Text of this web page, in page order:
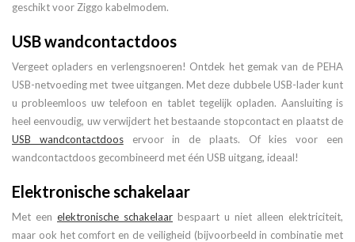
geschikt voor Ziggo kabelmodem.
USB wandcontactdoos
Vergeet opladers en verlengsnoeren! Ontdek het gemak van de PEHA
USB-netvoeding met twee uitgangen. Met deze dubbele USB-lader kunt
u probleemloos uw telefoon en tablet tegelijk opladen. Aansluiting is
heel eenvoudig, uw verwijdert het bestaande stopcontact en plaatst de
USB wandcontactdooservoor in de plaats. Of kies voor een
wandcontactdoos gecombineerd met één USB uitgang, ideaal!
Elektronische schakelaar
Met een elektronische schakelaar bespaart u niet alleen elektriciteit,
maar ook het comfort en de veiligheid (bijvoorbeeld in combinatie met